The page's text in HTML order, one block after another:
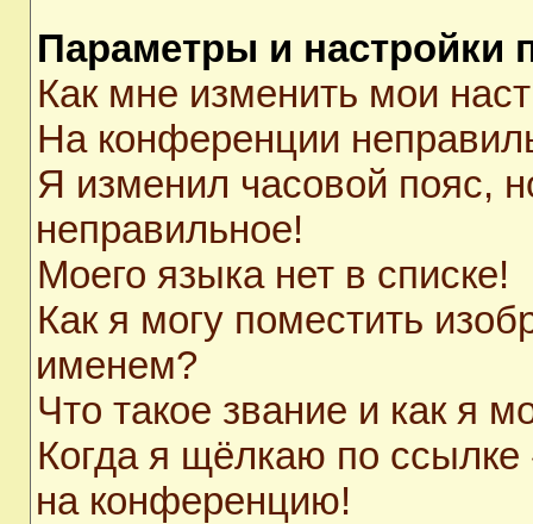
Параметры и настройки
Как мне изменить мои
На конференции
Я изменил часовой пояс,
неправильное!
Моего языка нет в списке!
Как я могу поместить
именем?
Что такое звание и как я
Когда я щёлкаю по ссылке
на конференцию!